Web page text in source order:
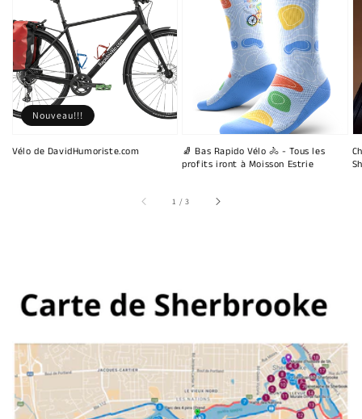
Vélo de DavidHumoriste.com
Nouveau!!!
🧦 Bas Rapido Vélo 🚴 - Tous les
profits iront à Moisson Estrie
1 /sur
3